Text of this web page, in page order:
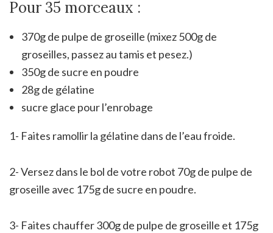
Pour 35 morceaux :
370g de pulpe de groseille (mixez 500g de
groseilles, passez au tamis et pesez.)
350g de sucre en poudre
28g de gélatine
sucre glace pour l’enrobage
1- Faites ramollir la gélatine dans de l’eau froide.
2- Versez dans le bol de votre robot 70g de pulpe de
groseille avec 175g de sucre en poudre.
3- Faites chauffer 300g de pulpe de groseille et 175g